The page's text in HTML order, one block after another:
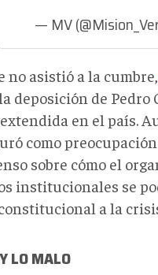
— MV
no asistió a la cumbre,
deposición de
en el país.
como
sobre cómo el
institucionales se
a la
LO MALO